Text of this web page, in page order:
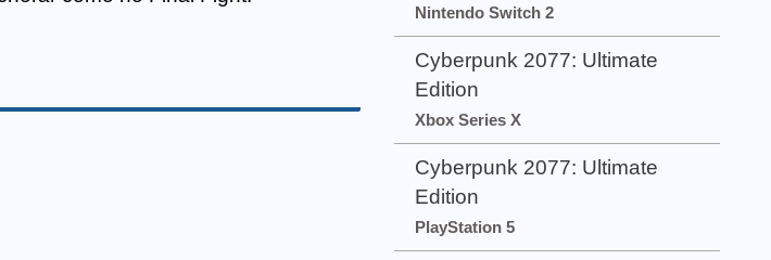
Nintendo Switch 2
Cyberpunk 2077: Ultimate
Edition
Xbox Series X
Cyberpunk 2077: Ultimate
Edition
PlayStation 5